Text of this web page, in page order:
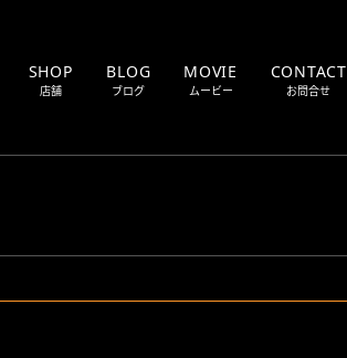
MOTOR CYCLE
DYNO MACHINE
TRUCK
SHOP
店舗
BLOG
ブログ
MOVIE
ムービー
CONTACT
お問合せ